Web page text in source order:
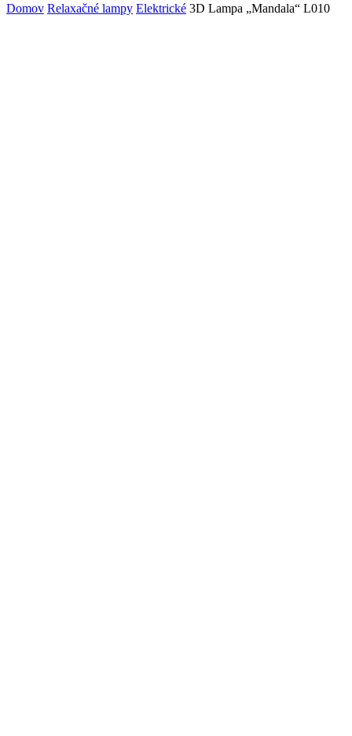
Domov Relaxačné lampy Elektrické 3D Lampa „Mandala“ L010